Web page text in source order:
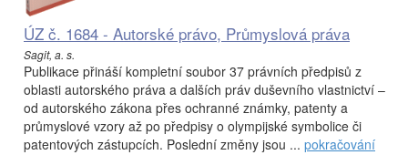
ÚZ č. 1684 - Autorské právo, Průmyslová práva
Sagit, a. s.
Publikace přináší kompletní soubor 37 právních předpisů z
oblasti autorského práva a dalších práv duševního vlastnictví –
od autorského zákona přes ochranné známky, patenty a
průmyslové vzory až po předpisy o olympijské symbolice či
patentových zástupcích. Poslední změny jsou ... pokračování